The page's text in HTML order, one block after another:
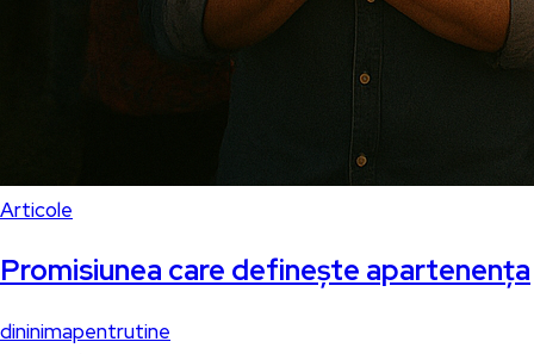
Articole
Promisiunea care definește apartenența
dininimapentrutine